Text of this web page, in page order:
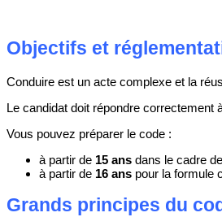
Objectifs et
Conduire est un acte complexe et la
Le candidat doit répondre correctement
Vous pouvez préparer le code :
à partir de 15 ans dans le cadre de
à partir de 16 ans pour la formule
Grands principes du